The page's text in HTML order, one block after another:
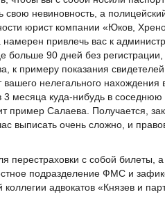
свою невиновность, а
юрист компании «Юков,
привлечь вас к
больше 90 дней без регистрации,
к примеру показания
нелегального нахождения
3 месяца куда-нибудь в соседнюю
пример Салаева. Получается,
выписать очень сложно, и
перестраховки с собой билеты, а
подразделение ФМС и
адвокатов «Князев и